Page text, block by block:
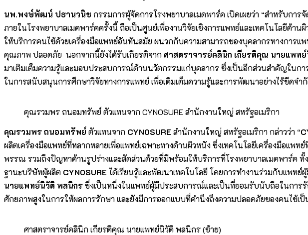
นพ.พงษ์พัฒน์ ปธานวนิช กรรมการผู้จัดการโรงพยาบาลเมดพาร์ค เปิดเผยว่า “สำหรับกา
ภายในโรงพยาบาลเมดพาร์คครั้งนี้ ถือเป็นศูนย์เพื่องานวิจัยเชิงการแพทย์และเทคโนโลยีด้า
ให้บริการคนไข้ด้วยเครื่องมือแพทย์อันทันสมัย ผนวกกับความสามารถของบุคลากรทางการแ
คุณภาพ ปลอดภัย นอกจากนี้ยังได้รับเกียรติจาก ศาสตราจารย์คลินิก เกียรติคุณ นายแพท
มาเติมเต็มความรู้และมอบประสบการณ์ด้านนวัตกรรมแก่บุคลากร ซึ่งเป็นอีกส่วนสำคัญในก
ในการสนับสนุนการศึกษาวิจัยทางการแพทย์ เพื่อเติมเต็มความรู้และการพัฒนาอย่างไร้ขีดจำ
คุณรวมพร ถนอมทรัพย์ ตัวแทนจาก CYNOSURE สำนักงานใหญ่ สหรัฐอเมริกา
คุณรวมพร ถนอมทรัพย์ ตัวแทนจาก CYNOSURE สำนักงานใหญ่ สหรัฐอเมริกา กล่าวว่า “
ผลิตเครื่องมือแพทย์ที่หลากหลายเพื่อแพทย์เฉพาะทางด้านผิวหนัง ซึ่งเทคโนโลยีเครื่องมือแ
พรรณ รวมถึงปัญหาด้านรูปร่างและสัดส่วนด้วยที่มีพร้อมให้บริการที่โรงพยาบาลเมดพาร์ค ทั้
ฐานะบริษัทผู้ผลิต CYNOSURE ได้เรียนรู้และพัฒนาเทคโนโลยี โดยการทำงานร่วมกับแพท
นายแพทย์นิวัติ พลนิกรซึ่งเป็นหนึ่งในแพทย์ผู้มีประสบการณ์และเป็นที่ยอมรับนับถือในการรั
ศักยภาพสูงในการให้ผลการรักษา และยังมีการออกแบบที่คำนึงถึงความปลอดภัยของคนไข้เ
ศาสตราจารย์คลินิก เกียรติคุณ นายแพทย์นิวัติ พลนิกร (ซ้าย)